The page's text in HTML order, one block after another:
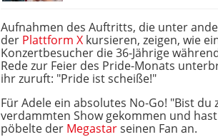
Aufnahmen des Auftritts, die unter
der Plattform X kursieren, zeigen, wie
Konzertbesucher die 36-Jährige
Rede zur Feier des Pride-Monats
ihr zuruft: "Pride ist scheiße!"
Für Adele ein absolutes No-Go! "Bist du
verdammten Show gekommen und
pöbelte der Megastarseinen Fan an.